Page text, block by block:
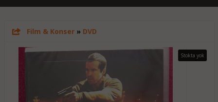
Film & Konser» DVD
Stokta yok